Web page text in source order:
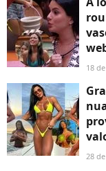
18
28